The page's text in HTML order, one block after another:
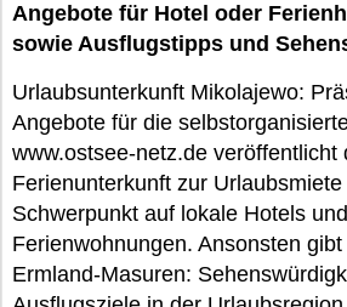
Angebote für Hotel oder
sowie Ausflugstipps und
Urlaubsunterkunft Mikolajewo:
Angebote für die
www.ostsee-netz.de veröffentlicht
Ferienunterkunft zur
Schwerpunkt auf lokale Hotels
Ferienwohnungen. Ansonsten
Ermland-Masuren: